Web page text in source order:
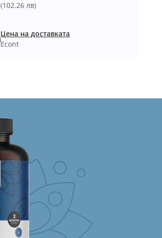
(102.26 лв)
Цена на доставката
Econt